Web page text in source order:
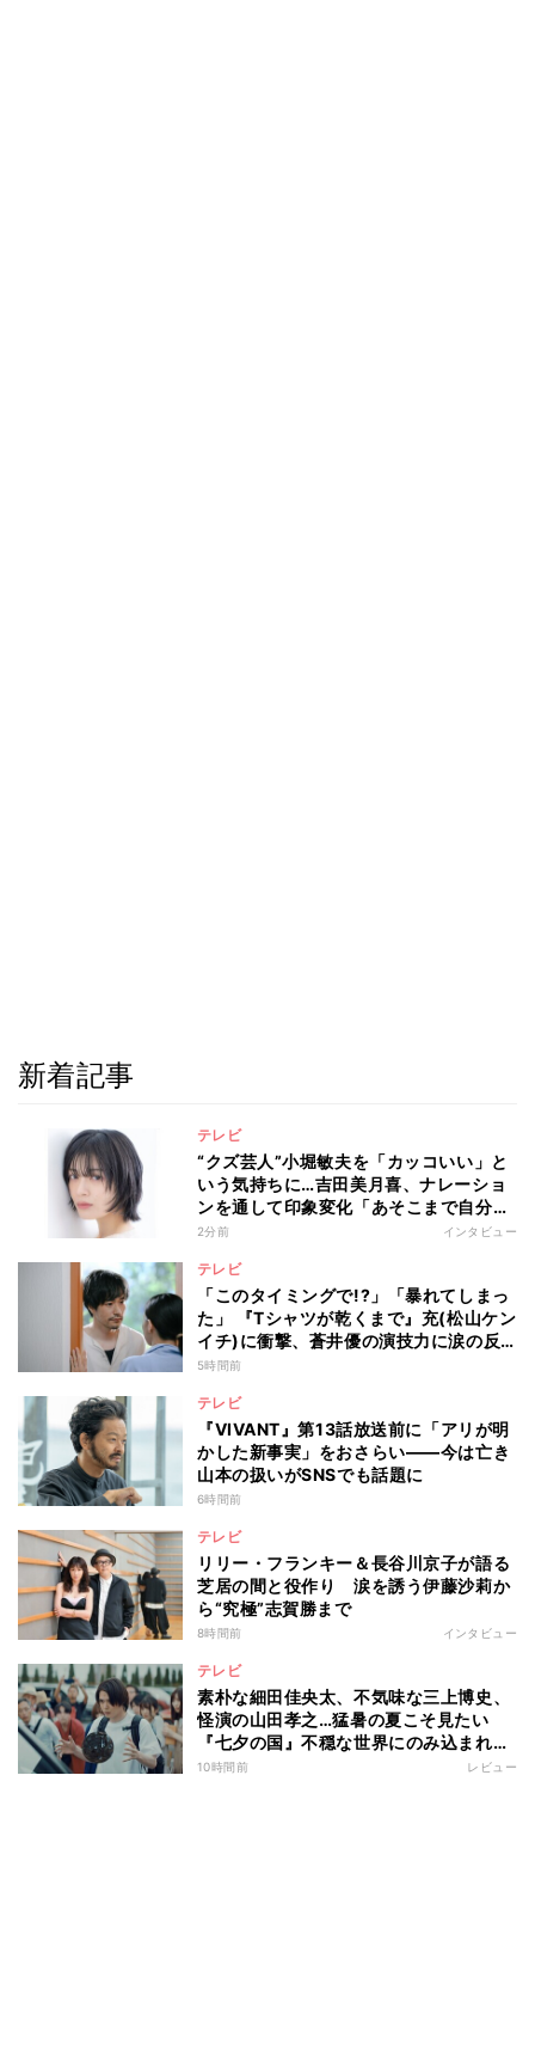
新着記事
テレビ
“クズ芸人”小堀敏夫を「カッコいい」と
いう気持ちに…吉田美月喜、ナレーショ
ンを通して印象変化「あそこまで自分に
正直に生きられる人は、なかなかいな
2分前 インタビュー
テレビ
「このタイミングで!?」「暴れてしまっ
た」 『Tシャツが乾くまで』充(松山ケン
イチ)に衝撃、蒼井優の演技力に涙の反
響も
5時間前
テレビ
『VIVANT』第13話放送前に「アリが明
かした新事実」をおさらい――今は亡き
山本の扱いがSNSでも話題に
6時間前
テレビ
リリー・フランキー＆長谷川京子が語る
芝居の間と役作り 涙を誘う伊藤沙莉か
ら“究極”志賀勝まで
8時間前 インタビュー
テレビ
素朴な細田佳央太、不気味な三上博史、
怪演の山田孝之…猛暑の夏こそ見たい
『七夕の国』不穏な世界にのみ込まれる
超常ミステリー
10時間前 レビュー